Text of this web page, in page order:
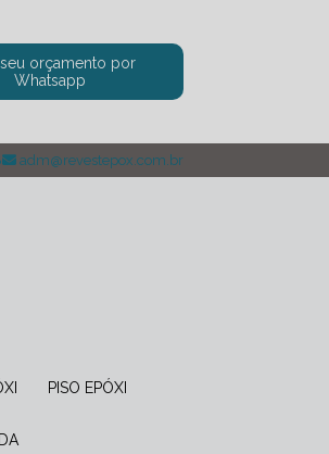
seu orçamento por
Whatsapp
adm@revestepox.com.br
PISO EPÓXI